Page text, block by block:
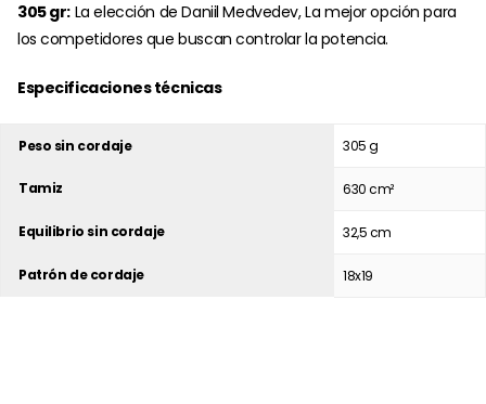
305 gr: La elección de Daniil Medvedev, La mejor opción para
los competidores que buscan controlar la potencia.
Especificaciones técnicas
Peso sin cordaje 305 g
Tamiz 630 cm²
Equilibrio sin cordaje 32,5 cm
Patrón de cordaje 18x19